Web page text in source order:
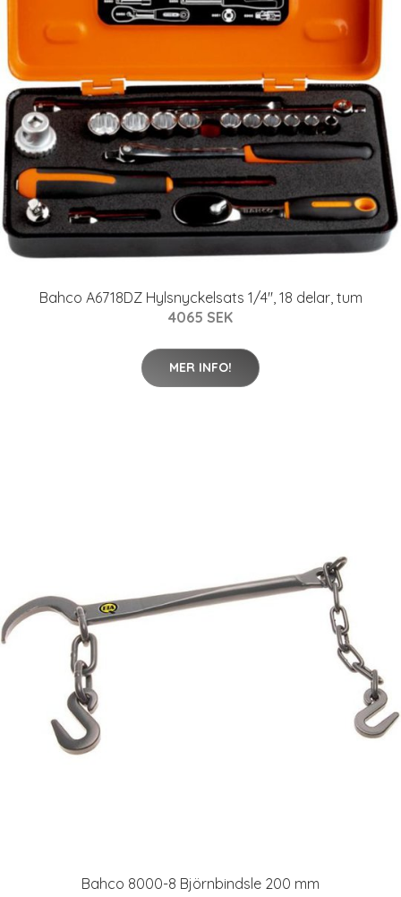
Bahco A6718DZ Hylsnyckelsats 1/4", 18 delar, tum
4065 SEK
MER INFO!
Bahco 8000-8 Björnbindsle 200 mm